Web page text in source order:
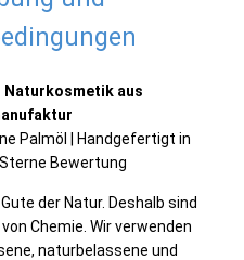
aus
Palmöl | Handgefertigt in
Bewertung
der Natur. Deshalb sind
Chemie. Wir verwenden
naturbelassene und